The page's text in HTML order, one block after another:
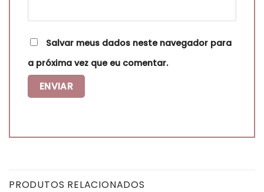
Salvar meus dados neste navegador para
a próxima vez que eu comentar.
PRODUTOS RELACIONADOS